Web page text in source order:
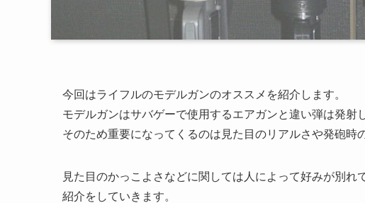
今回はライフルのモデルガンのオススメを紹介します。
モデルガンはサバゲーで使用するエアガンと違い弾は発射
そのため重要になってくるのは見た目のリアルさや発砲時
見た目のかっこよさなどに関しては人によって好みが別
紹介をしていきます。